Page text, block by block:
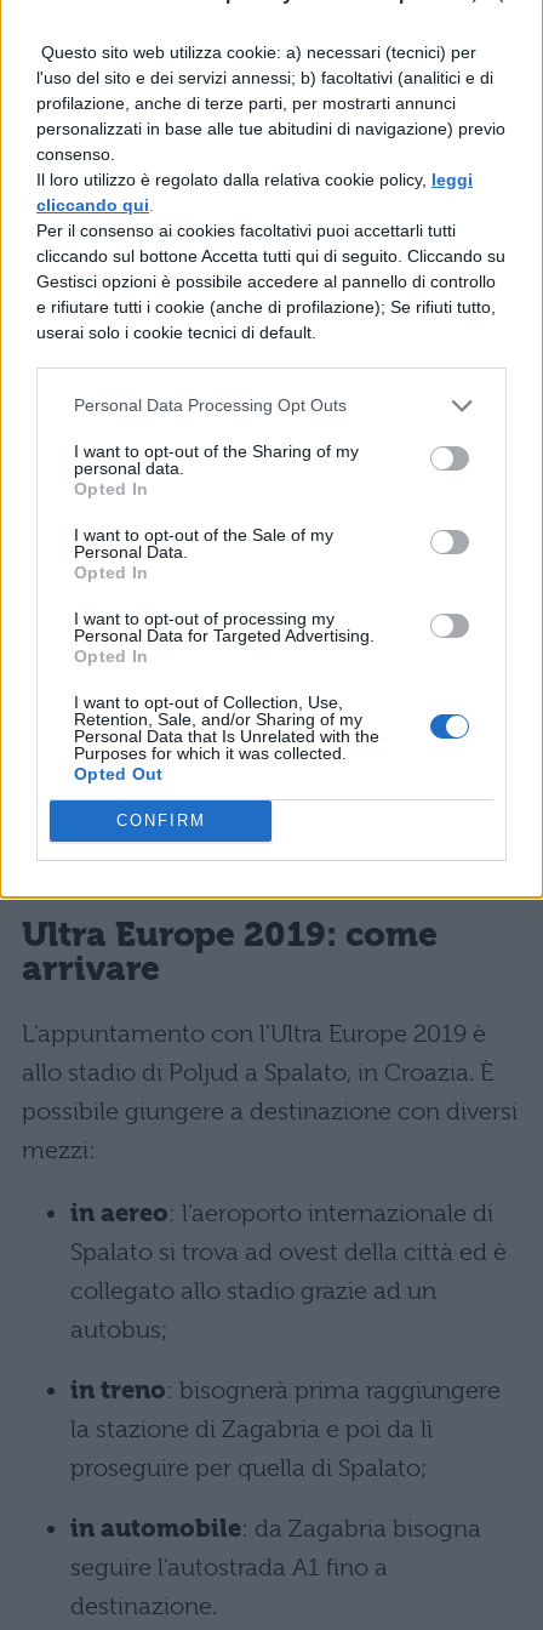
Questo sito web utilizza cookie: a) necessari (tecnici) per
l'uso del sito e dei servizi annessi; b) facoltativi (analitici e di
profilazione, anche di terze parti, per mostrarti annunci
personalizzati in base alle tue abitudini di navigazione) previo
consenso.
Il loro utilizzo è regolato dalla relativa cookie policy, leggi
cliccando qui
Per il consenso ai cookies facoltativi puoi accettarli tutti
cliccando sul bottone Accetta tutti qui di seguito. Cliccando su
Gestisci opzioni è possibile accedere al pannello di controllo
e rifiutare tutti i cookie (anche di profilazione); Se rifiuti tutto,
userai solo i cookie tecnici di default.
Personal Data Processing Opt Outs
I want to opt-out of the Sharing of my
personal data.
Opted In
I want to opt-out of the Sale of my
Personal Data.
Opted In
I want to opt-out of processing my
Personal Data for Targeted Advertising.
Opted In
I want to opt-out of Collection, Use,
Retention, Sale, and/or Sharing of my
Personal Data that Is Unrelated with the
Purposes for which it was collected.
Opted Out
CONFIRM
Ultra Europe 2019: i biglietti
biglietti per l’edizione 2019 dell’Ultra
Europe sono disponibili sul sito ufficiale
dell’evento a diversi prezzi. Lesoluzioni
principalitra cui optare sono le seguenti:
Biglietto Standard (12-14 Luglio): da 169
euro
Biglietto Destination (11-18 Luglio): da
369 euro
Biglietto Resistance (11-18 Luglio): da
369 euro
Party di Chiusura (17 Luglio): da 39 euro
Biglietto VIP giornaliero: da 149 euro
Biglietto VIP (12-14 Luglio): da 369 euro
Ultra Europe 2019: come
arrivare
L’appuntamento con l’Ultra Europe 2019 è
allo stadio di Poljud a Spalato, in Croazia. È
possibile giungere a destinazione con diversi
mezzi:
in aereo: l’aeroporto internazionale di
Spalato si trova ad ovest della città ed è
collegato allo stadio grazie ad un
autobus;
in treno: bisognerà prima raggiungere
la stazione di Zagabria e poi da lì
proseguire per quella di Spalato;
in automobile: da Zagabria bisogna
seguire l’autostrada A1 fino a
destinazione.